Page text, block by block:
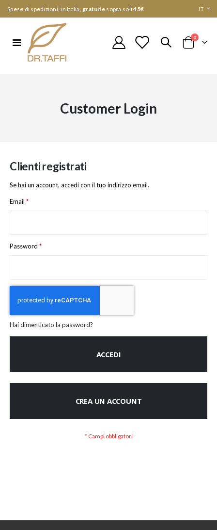
Spese di spedizioni, in Italia, gratuite sopra soli45€ Lingua
IT
Toggle
Nav
Cart
0elementi
Customer Login
Clienti registrati
Se hai un account, accedi con il tuo indirizzo email.
Email
Password
Hai dimenticato la password?
ACCEDI
CREA UN ACCOUNT